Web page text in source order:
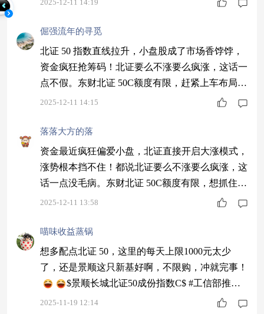
2025-12-11 14:19
倔强流年的寻觅
北证 50 指数直线拉升，小盘股成了市场香饽饽，
资金疯狂抢筹码！北证要么不涨要么疯涨，这话一
点不假。东财北证 50C额度有限，赶紧上车布局，
这波小盘行情必须抓住！$东财北证50C$
2025-12-11 14:15
落落大方的落
资金最近疯狂偏爱小盘，北证直接开启大涨模式，
涨势根本挡不住！都说北证要么不涨要么疯涨，这
话一点没毛病。东财北证 50C额度有限，想抓住这
波机会的赶紧抢筹码，果断上车准没错！$东财北
2025-12-11 13:58
喵味收益蒸锅
想多配点北证 50，这里的每天上限1000元太少
了，还是景顺这只新基好啊，不限购，冲就完事！
$景顺长城北证50成份指数C$ #工信部推动
算力建设！算力股机会来了？#
2025-11-19 12:14